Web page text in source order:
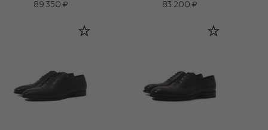
89 350 ₽
83 200 ₽